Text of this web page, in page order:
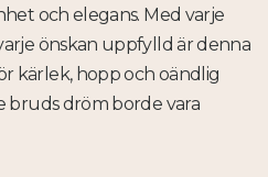
och elegans. Med varje
önskan uppfylld är denna
kärlek, hopp och oändlig
bruds dröm borde vara